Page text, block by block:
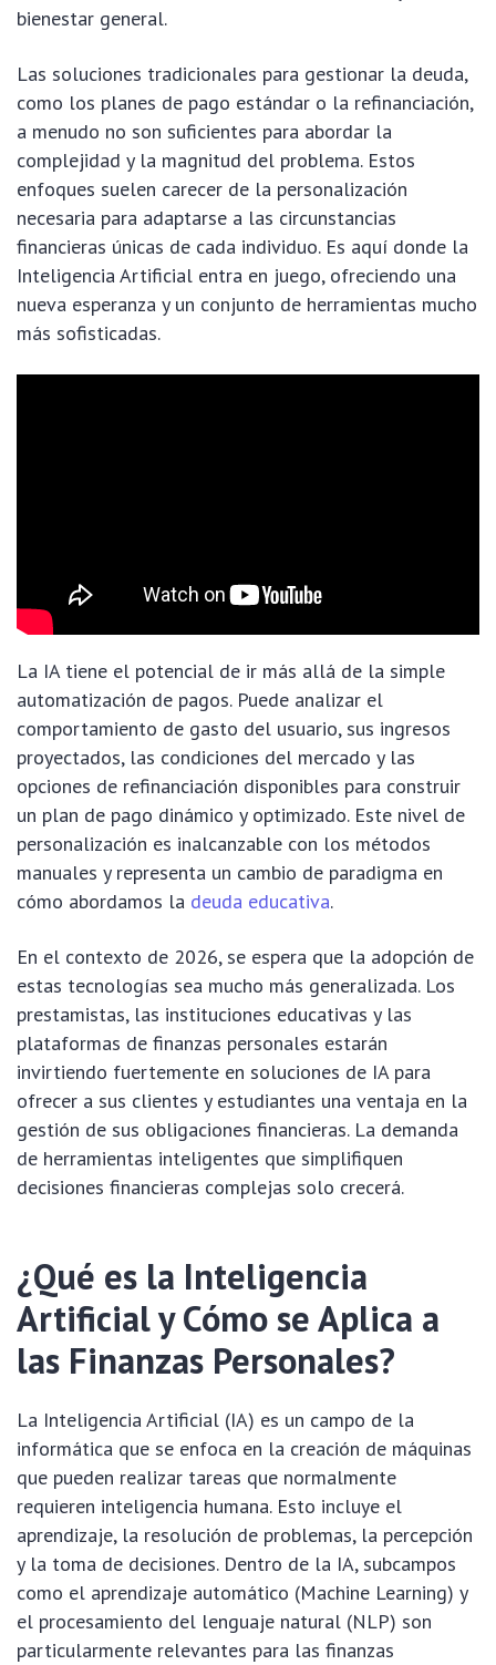
bienestar general.
Las soluciones tradicionales para gestionar la deuda,
como los planes de pago estándar o la refinanciación,
a menudo no son suficientes para abordar la
complejidad y la magnitud del problema. Estos
enfoques suelen carecer de la personalización
necesaria para adaptarse a las circunstancias
financieras únicas de cada individuo. Es aquí donde la
Inteligencia Artificial entra en juego, ofreciendo una
nueva esperanza y un conjunto de herramientas mucho
más sofisticadas.
La IA tiene el potencial de ir más allá de la simple
automatización de pagos. Puede analizar el
comportamiento de gasto del usuario, sus ingresos
proyectados, las condiciones del mercado y las
opciones de refinanciación disponibles para construir
un plan de pago dinámico y optimizado. Este nivel de
personalización es inalcanzable con los métodos
manuales y representa un cambio de paradigma en
cómo abordamos la deuda educativa.
En el contexto de 2026, se espera que la adopción de
estas tecnologías sea mucho más generalizada. Los
prestamistas, las instituciones educativas y las
plataformas de finanzas personales estarán
invirtiendo fuertemente en soluciones de IA para
ofrecer a sus clientes y estudiantes una ventaja en la
gestión de sus obligaciones financieras. La demanda
de herramientas inteligentes que simplifiquen
decisiones financieras complejas solo crecerá.
¿Qué es la Inteligencia
Artificial y Cómo se Aplica a
las Finanzas Personales?
La Inteligencia Artificial (IA) es un campo de la
informática que se enfoca en la creación de máquinas
que pueden realizar tareas que normalmente
requieren inteligencia humana. Esto incluye el
aprendizaje, la resolución de problemas, la percepción
y la toma de decisiones. Dentro de la IA, subcampos
como el aprendizaje automático (Machine Learning) y
el procesamiento del lenguaje natural (NLP) son
particularmente relevantes para las finanzas